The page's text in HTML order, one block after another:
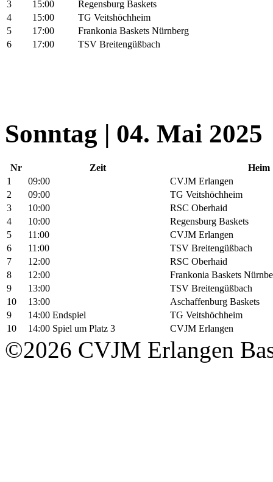
3
15:00
Regensburg Baskets
4
15:00
TG Veitshöchheim
5
17:00
Frankonia Baskets Nürnberg
6
17:00 TSV Breitengüßbach
Sonntag | 04. Mai 2025
Nr Zeit
Heim
1
09:00
CVJM Erlangen
2
09:00
TG Veitshöchheim
3
10:00
RSC Oberhaid
4
10:00
Regensburg Baskets
5
11:00
CVJM Erlangen
6
11:00
TSV Breitengüßbach
7
12:00
RSC Oberhaid
8
12:00
Frankonia Baskets
9
13:00
TSV Breitengüßbach
10
13:00
Aschaffenburg Baskets
9
14:00 Endspiel
TG Veitshöchheim
10
14:00 Spiel um Platz 3 CVJM Erlangen
©2026 CVJM Erlangen